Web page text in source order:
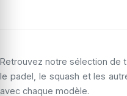
Retrouvez notre sélection de
le padel, le squash et les
avec chaque modèle.